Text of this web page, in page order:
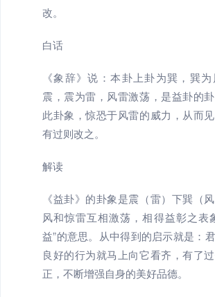
改。
白话
《象辞》说：本卦上卦为巽，巽
震，震为雷，风雷激荡，是益卦的
此卦象，惊恐于风雷的威力，从而
有过则改之。
解读
《益卦》的卦象是震（雷）下巽（
风和惊雷互相激荡，相得益彰之表
益”的意思。从中得到的启示就是：
良好的行为就马上向它看齐，有了
正，不断增强自身的美好品德。